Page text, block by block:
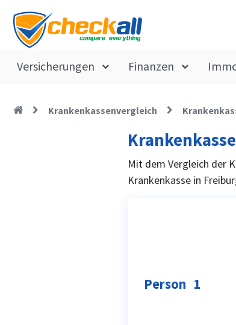
Versicherungen Finanzen
Krankenkassenvergleich
Mit dem Vergleich der
Krankenkasse in
Person